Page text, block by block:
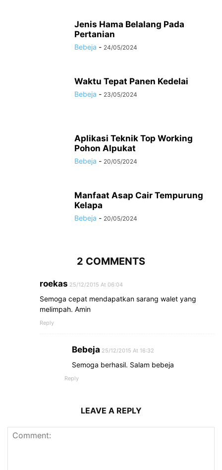
Jenis Hama Belalang Pada
Pertanian
Bebeja - 24/05/2024
Waktu Tepat Panen Kedelai
Bebeja - 23/05/2024
Aplikasi Teknik Top Working
Pohon Alpukat
Bebeja - 20/05/2024
Manfaat Asap Cair Tempurung
Kelapa
Bebeja - 20/05/2024
2 COMMENTS
roekas 25/12/2015 At 06:04
Semoga cepat mendapatkan sarang walet yang
melimpah. Amin
Reply
Bebeja 25/12/2015 At 16:32
Semoga berhasil. Salam bebeja
Reply
LEAVE A REPLY